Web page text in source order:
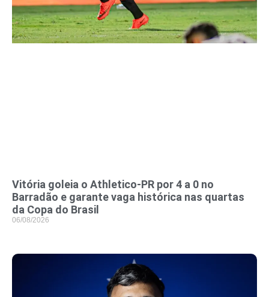
Vitória goleia o Athletico-PR por 4 a 0 no
Barradão e garante vaga histórica nas quartas
da Copa do Brasil
06/08/2026